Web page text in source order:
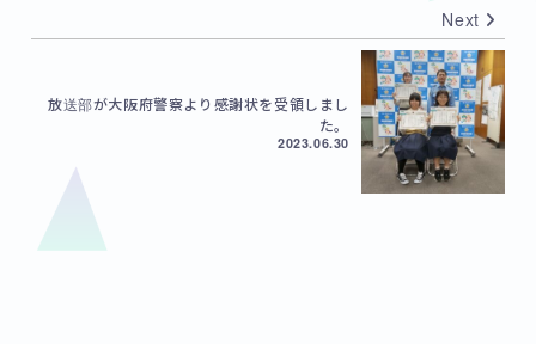
Next
放送部が大阪府警察より感謝状を受領しまし
た。
2023.06.30